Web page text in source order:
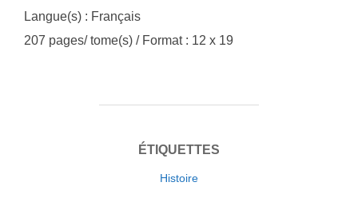
Langue(s) : Français
207 pages/ tome(s) / Format : 12 x 19
ÉTIQUETTES
Histoire